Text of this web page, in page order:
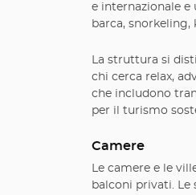
e internazionale e
barca,
La struttura si
chi cerca relax,
che includono
per il turismo
Camere
Le camere e le
balconi privati. Le